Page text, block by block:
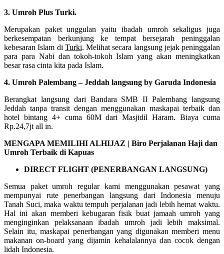
3. Umroh Plus Turki.
Merupakan paket unggulan yaitu ibadah umroh sekaligus juga
berkesempatan berkunjung ke tempat bersejarah peninggalan
kebesaran Islam di Turki. Melihat secara langsung jejak peninggalan
para para Nabi dan tokoh-tokoh Islam yang akan meningkatkan
besar rasa cinta kita pada Islam.
4. Umroh Palembang – Jeddah langsung by Garuda Indonesia
Berangkat langsung dari Bandara SMB II Palembang langsung
Jeddah tanpa transit dengan menggunakan maskapai terbaik dan
hotel bintang 4+ cuma 60M dari Masjidil Haram. Biaya cuma
Rp.24,7jt all in.
MENGAPA MEMILIHI ALHIJAZ | Biro Perjalanan Haji dan
Umroh Terbaik di Kapuas
DIRECT FLIGHT (PENERBANGAN LANGSUNG)
Semua paket umroh regular kami menggunakan pesawat yang
mempunyai rute penerbangan langsung dari Indonesia menuju
Tanah Suci, maka waktu tempuh perjalanan jadi lebih hemat waktu.
Hal ini akan memberi kebugaran fisik buat jamaah umroh yang
menginginkan pelaksanaan ibadah umroh jadi lebih maksimal.
Selain itu, maskapai penerbangan yang digunakan memberi menu
makanan on-board yang dijamin kehalalannya dan cocok dengan
lidah Indonesia.